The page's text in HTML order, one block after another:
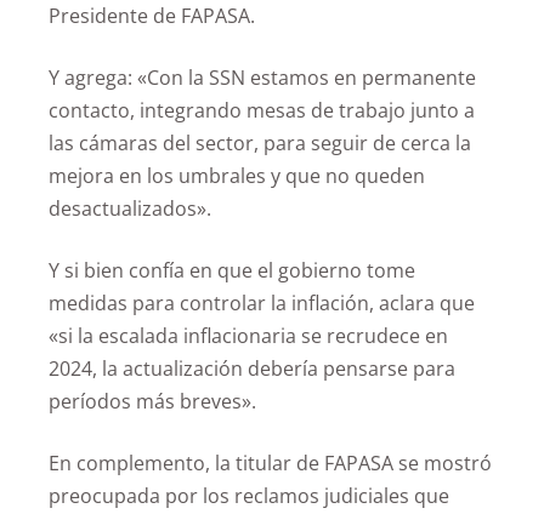
Presidente de FAPASA.
Y agrega: «Con la SSN estamos en permanente
contacto, integrando mesas de trabajo junto a
las cámaras del sector, para seguir de cerca la
mejora en los umbrales y que no queden
desactualizados».
Y si bien confía en que el gobierno tome
medidas para controlar la inflación, aclara que
«si la escalada inflacionaria se recrudece en
2024, la actualización debería pensarse para
períodos más breves».
En complemento, la titular de FAPASA se mostró
preocupada por los reclamos judiciales que